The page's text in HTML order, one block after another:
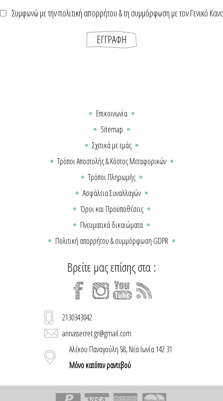
Συμφωνώ με την πολιτική απορρήτου & τη συμμόρφωση με τον Γενικό
Επικοινωνία
Sitemap
Σχετικά με εμάς
Τρόποι Αποστολής & Κόστος Μεταφορικών
Τρόποι Πληρωμής
Ασφάλεια Συναλλαγών
Όροι και Προϋποθέσεις
Πνευματικά δικαιώματα
Πολιτική απορρήτου & συμμόρφωση GDPR
Βρείτε μας επίσης στα :
2130343042
annassecret.gr@gmail.com
Αλέκου Παναγούλη 58, Νέα Ιωνία 142 31
Μόνο κατόπιν ραντεβού